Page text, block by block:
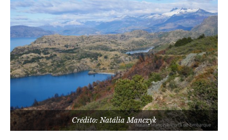
Crédito: Natália Manczyk